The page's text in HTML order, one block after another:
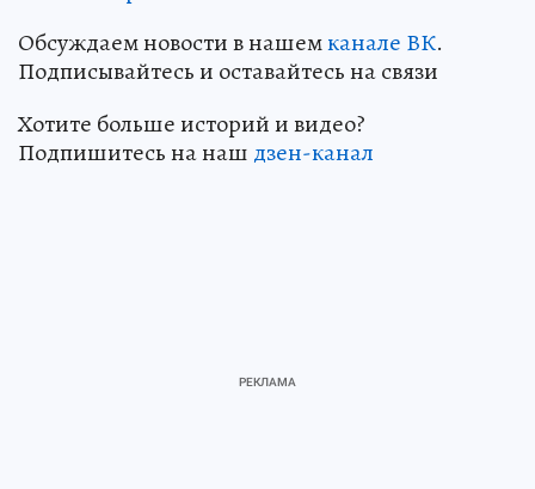
Обсуждаем новости в нашемканале ВК.
Подписывайтесь и оставайтесь на связи
Хотите больше историй и видео?
Подпишитесь на наш дзен-канал